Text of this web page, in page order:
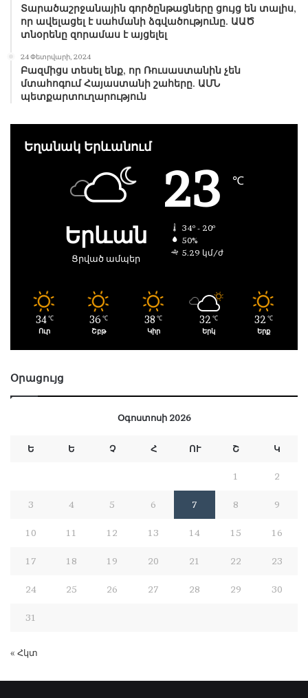
Տարածաշրջանային գործընթացները ցույց են տալիս,
որ ավելացել է սահմանի ձգվածությունը. ԱԱԾ
տնօրենը զորամաս է այցելել
24 Փետրվարի, 2024
Բազմիցս տեսել ենք, որ Ռուսաստանին չեն
մտահոգում Հայաստանի շահերը. ԱՄՆ
պետքարտուղարություն
Եղանակ Երևանում
Երևան
Ցրված ամպեր
23 ℃
34º - 20º
50%
5.29 կմ/ժ
34 ℃
Ուր
36 ℃
Շբթ
38 ℃
Կիր
32 ℃
Երկ
32 ℃
Երք
Օրացույց
Օգոստոսի 2026
Ե Ե Չ Հ ՈՒ Շ Կ
1 2
3 4 5 6 7 8 9
10 11 12 13 14 15 16
17 18 19 20 21 22 23
24 25 26 27 28 29 30
31
« Հկտ